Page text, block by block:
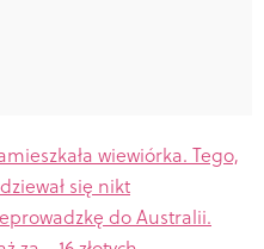
wiewiórka. Tego,
się nikt
do Australii.